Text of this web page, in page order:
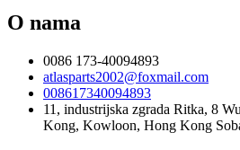
O nama
0086 173-40094893
atlasparts2002@foxmail.com
008617340094893
11, industrijska zgrada Ritka, 8
Kong, Kowloon, Hong Kong